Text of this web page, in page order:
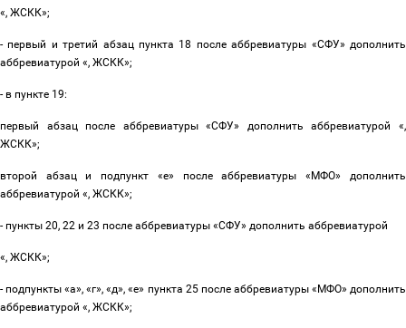
«, ЖСКК»;
- первый и третий абзац пункта 18 после аббревиатуры «СФУ» дополнить
аббревиатурой «, ЖСКК»;
- в пункте 19:
первый абзац после аббревиатуры «СФУ» дополнить аббревиатурой «,
ЖСКК»;
второй абзац и подпункт «е» после аббревиатуры «МФО» дополнить
аббревиатурой «, ЖСКК»;
- пункты 20, 22 и 23 после аббревиатуры «СФУ» дополнить аббревиатурой
«, ЖСКК»;
- подпункты «а», «г», «д», «е» пункта 25 после аббревиатуры «МФО» дополнить
аббревиатурой «, ЖСКК»;